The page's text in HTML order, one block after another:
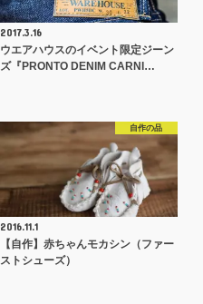
2017.3.16
ウエアハウスのイベント限定ジーン
ズ『PRONTO DENIM CARNI…
自作の品
2016.11.1
【自作】赤ちゃんモカシン（ファー
ストシューズ）